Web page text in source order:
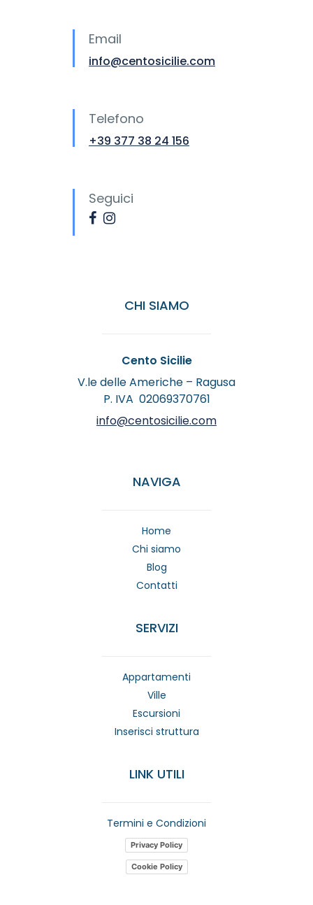
Email
info@centosicilie.com
Telefono
+39 377 38 24 156
Seguici
CHI SIAMO
Cento Sicilie
V.le delle Americhe – Ragusa
P. IVA 02069370761
info@centosicilie.com
NAVIGA
Home
Chi siamo
Blog
Contatti
SERVIZI
Appartamenti
Ville
Escursioni
Inserisci struttura
LINK UTILI
Termini e Condizioni
Privacy Policy
Cookie Policy